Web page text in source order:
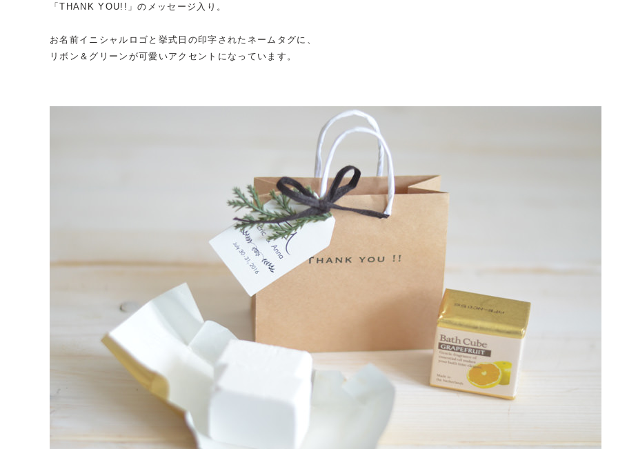
「THANK YOU!!」のメッセージ入り。
お名前イニシャルロゴと挙式日の印字されたネームタグに、
リボン＆グリーンが可愛いアクセントになっています。